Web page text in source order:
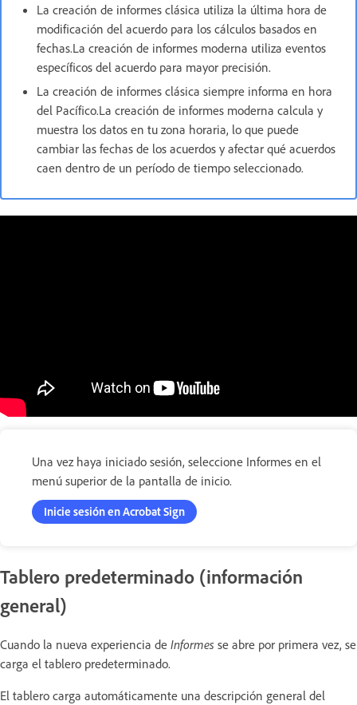
La creación de informes clásica utiliza la última hora de
modificación del acuerdo para los cálculos basados en
fechas.La creación de informes moderna utiliza eventos
específicos del acuerdo para mayor precisión.
La creación de informes clásica siempre informa en hora
del Pacífico.La creación de informes moderna calcula y
muestra los datos en tu zona horaria, lo que puede
cambiar las fechas de los acuerdos y afectar qué acuerdos
caen dentro de un período de tiempo seleccionado.
Una vez haya iniciado sesión, seleccione Informes en el
menú superior de la pantalla de inicio.
Inicie sesión en Acrobat Sign
Tablero predeterminado (información
general)
Cuando la nueva experiencia de Informes se abre por primera vez, se
carga el tablero predeterminado.
El tablero carga automáticamente una descripción general del